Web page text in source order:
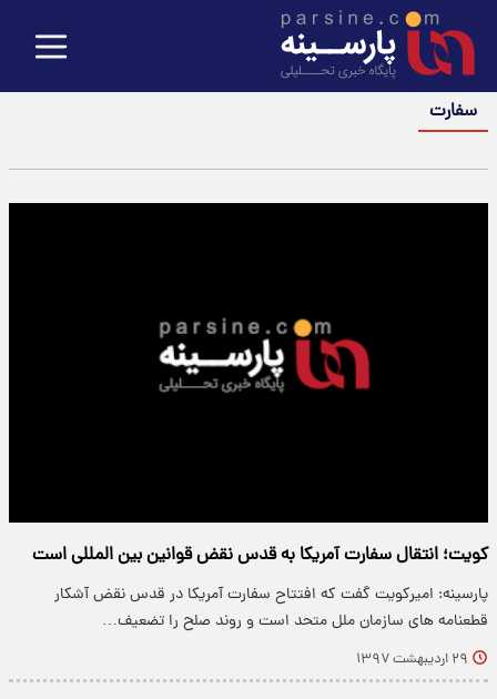
سفارت
کویت؛ انتقال سفارت آمریکا به قدس نقض قوانین بین المللی است
پارسینه: امیرکویت گفت که افتتاح سفارت آمریکا در قدس نقض آشکار
قطعنامه های سازمان ملل متحد است و روند صلح را تضعیف…
۲۹ اردیبهشت ۱۳۹۷